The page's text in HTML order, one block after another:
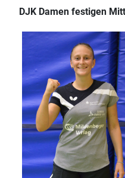
DJK Damen festigen